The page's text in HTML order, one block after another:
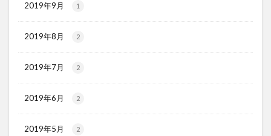
2019年9月 1
2019年8月 2
2019年7月 2
2019年6月 2
2019年5月 2